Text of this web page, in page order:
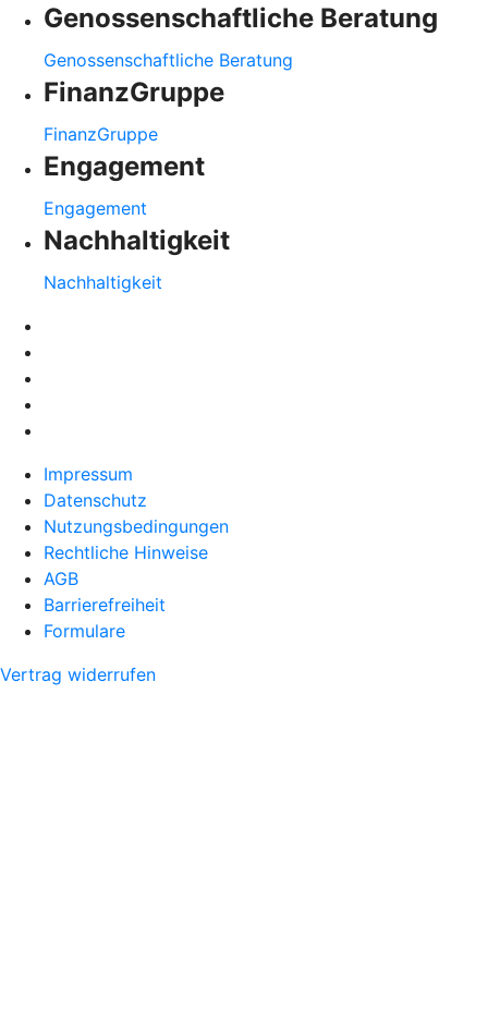
Genossenschaftliche Beratung
Genossenschaftliche Beratung
FinanzGruppe
FinanzGruppe
Engagement
Engagement
Nachhaltigkeit
Nachhaltigkeit
Impressum
Datenschutz
Nutzungsbedingungen
Rechtliche Hinweise
AGB
Barrierefreiheit
Formulare
Vertrag widerrufen